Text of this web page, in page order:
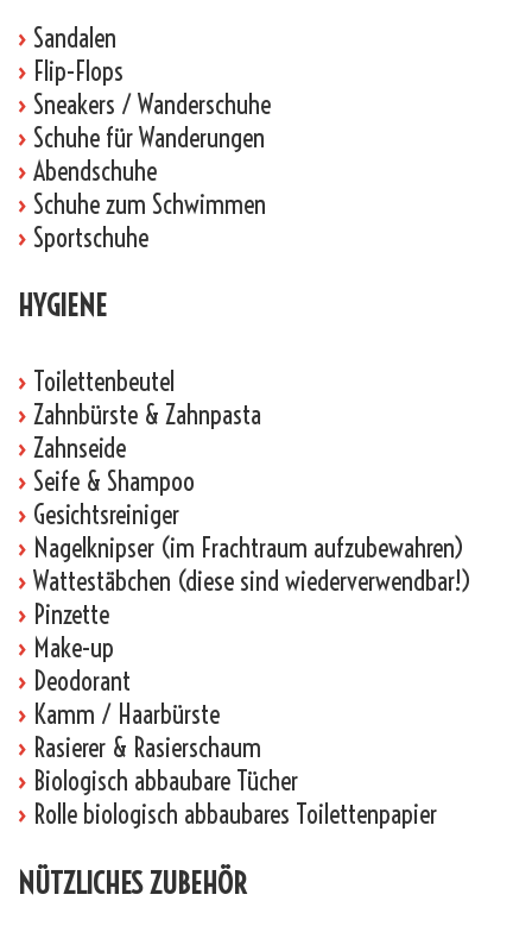
› Sandalen
› Flip-Flops
› Sneakers / Wanderschuhe
› Schuhe für Wanderungen
› Abendschuhe
› Schuhe zum Schwimmen
› Sportschuhe
HYGIENE
› Toilettenbeutel
› Zahnbürste & Zahnpasta
› Zahnseide
› Seife & Shampoo
› Gesichtsreiniger
› Nagelknipser (im Frachtraum aufzubewahren)
› Wattestäbchen (diese sind wiederverwendbar!)
› Pinzette
› Make-up
› Deodorant
› Kamm / Haarbürste
› Rasierer & Rasierschaum
› Biologisch abbaubare Tücher
› Rolle biologisch abbaubares Toilettenpapier
NÜTZLICHES ZUBEHÖR